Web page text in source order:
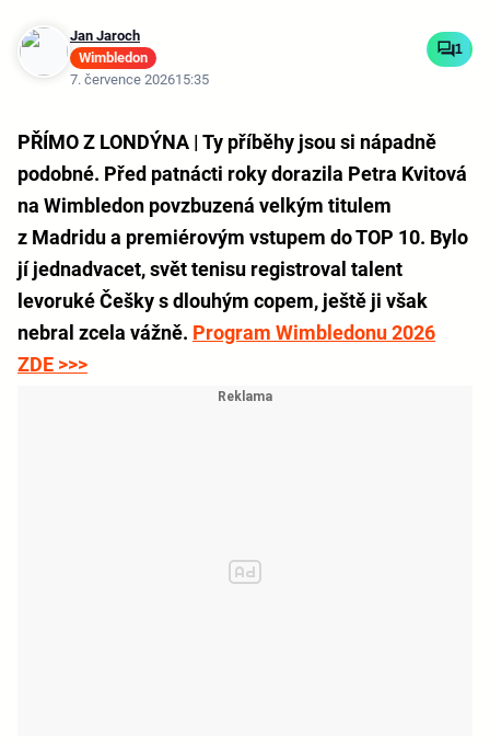
Jan Jaroch
Wimbledon
7. července 202615:35
1
PŘÍMO Z LONDÝNA | Ty příběhy jsou si nápadně
podobné. Před patnácti roky dorazila Petra Kvitová
na Wimbledon povzbuzená velkým titulem
z Madridu a premiérovým vstupem do TOP 10. Bylo
jí jednadvacet, svět tenisu registroval talent
levoruké Češky s dlouhým copem, ještě ji však
nebral zcela vážně. Program Wimbledonu 2026
ZDE >>>